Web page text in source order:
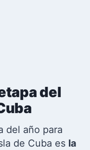
del
del año para
de Cuba es la